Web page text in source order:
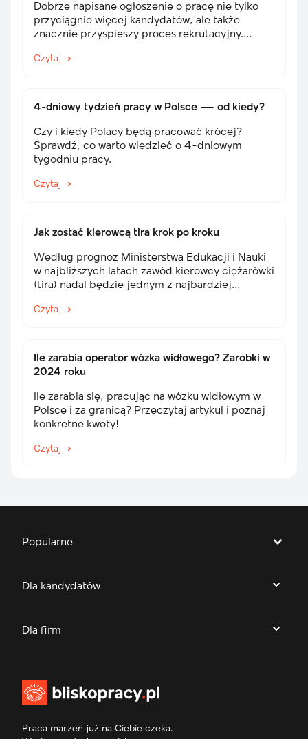
Dobrze napisane ogłoszenie o pracę nie tylko
przyciągnie więcej kandydatów, ale także
znacznie przyspieszy proces rekrutacyjny.
zawierać oferta pracy, dzięki której znajdziesz
Czytaj
4-dniowy tydzień pracy w Polsce — od kiedy?
Czy i kiedy Polacy będą pracować krócej?
Sprawdź, co warto wiedzieć o 4-dniowym
tygodniu pracy.
Czytaj
Jak zostać kierowcą tira krok po kroku
Według prognoz Ministerstwa Edukacji i Nauki
w najbliższych latach zawód kierowcy ciężarówki
(tira) nadal będzie jednym z najbardziej
kierowca zawodowy? Sprawdź, jak nim zostać
Czytaj
Ile zarabia operator wózka widłowego? Zarobki w
2024 roku
Ile zarabia się, pracując na wózku widłowym w
Polsce i za granicą? Przeczytaj artykuł i poznaj
konkretne kwoty!
Czytaj
Praca marzeń już na Ciebie czeka.
Popularne
Dla kandydatów
Dla firm